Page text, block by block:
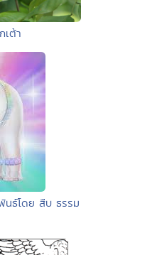
เต้า
นธ์โดย สืบ ธรรม